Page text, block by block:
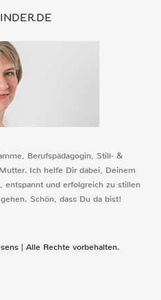
Berufspädagogin, Still- &
Ich helfe Dir dabei, Deinem
entspannt und erfolgreich zu stillen
Schön, dass Du da bist!
| Alle Rechte vorbehalten.